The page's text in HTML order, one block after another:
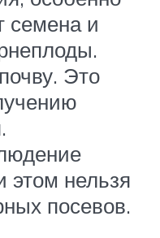
семена и
Это
этом нельзя
посевов.